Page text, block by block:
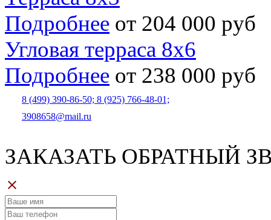
Подробнее от 204 000 руб
Угловая терраса 8х6
Подробнее от 238 000 руб
8 (499) 390-86-50; 8 (925) 766-48-01;
3908658@mail.ru
ЗАКАЗАТЬ ОБРАТНЫЙ